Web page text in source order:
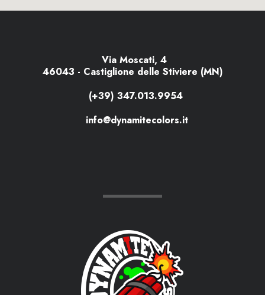
Via Moscati, 4
46043 - Castiglione delle Stiviere (MN)
(+39) 347.013.9954
info@dynamitecolors.it